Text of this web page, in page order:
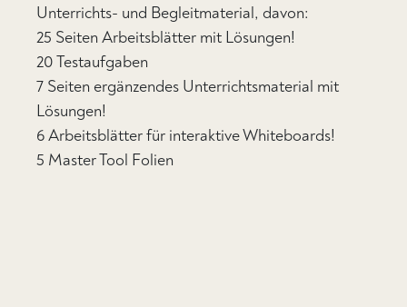
Unterrichts- und Begleitmaterial, davon:
25 Seiten Arbeitsblätter mit Lösungen!
20 Testaufgaben
7 Seiten ergänzendes Unterrichtsmaterial mit
Lösungen!
6 Arbeitsblätter für interaktive Whiteboards!
5 Master Tool Folien